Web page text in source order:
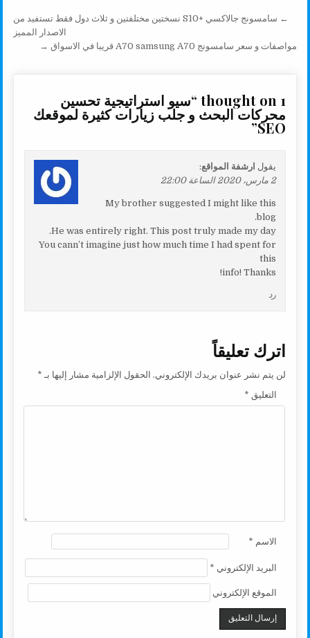
p
k
تصفّح المقالات← سامسونج جالاكسي +S10 نسختين مختلفتين و ثلاث دول فقط تستفيد من
الاصدار المميز
مواصفات و سعر سامسونج A70 samsung A70 قريبا في الاسواق →
1 thought on “ سيو استراتيجية تحسين
محركات البحث و جلب زيارات كثيرة لموقعك
SEO
”
يقول ارشفة المواقع:
2 مارس، 2020 الساعة 22:00
My brother suggested I might like this
blog.
He was entirely right. This post truly made my day.
You cann’t imagine just how much time I had spent for
this
info! Thanks!
رد
اترك تعليقاً
لن يتم نشر عنوان بريدك الإلكتروني. الحقول الإلزامية مشار إليها بـ *
التعليق *
الاسم *
البريد الإلكتروني *
الموقع الإلكتروني